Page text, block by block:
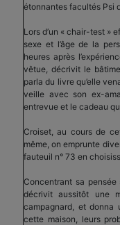
étonnantes facultés Psi
Lors d’un « chair-test »
sexe et l’âge de la
heures après
vêtue, décrivit le
parla du livre qu’elle
veille avec son ex-
entrevue et le cadeau
Croiset, au cours de
même, on emprunte
fauteuil n° 73 en
Concentrant sa
décrivit aussitôt une
campagnard, et
cette maison, leurs